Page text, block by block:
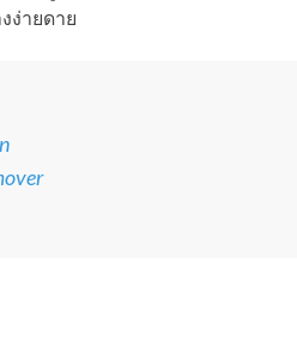
ง่ายดาย